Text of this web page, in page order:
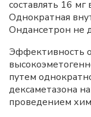
составлять 16
Однократная
Ондансетрон не
Эффективность
путем
дексаметазона
проведением